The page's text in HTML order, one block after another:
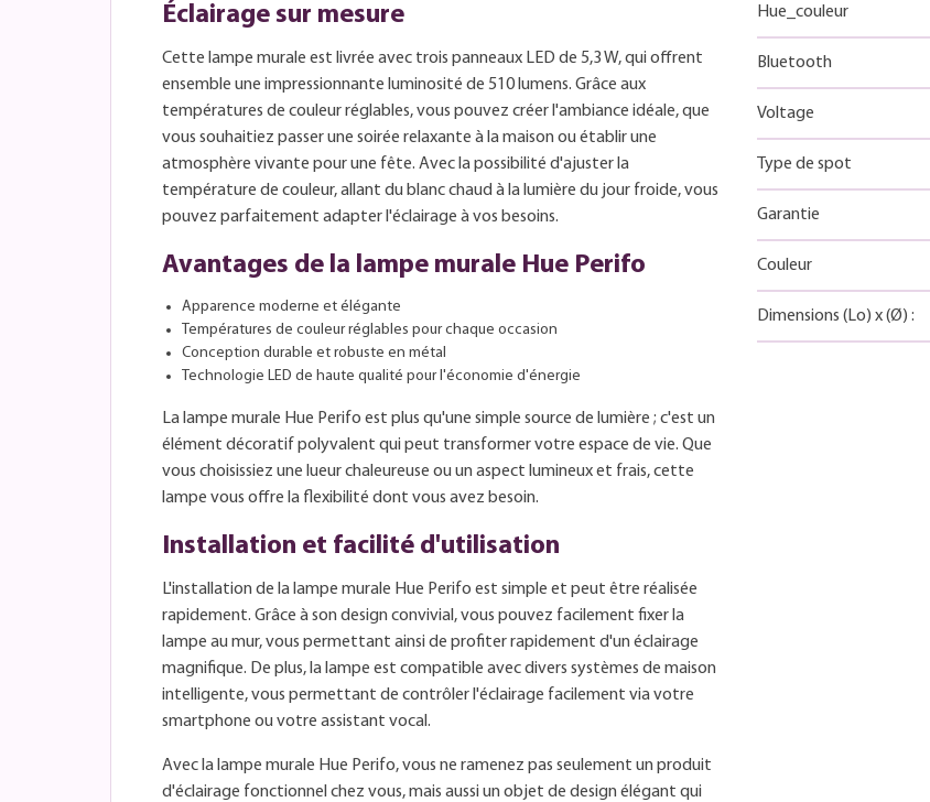
Éclairage sur mesure
Cette lampe murale est livrée avec trois panneaux LED de 5,3 W, qui offrent
ensemble une impressionnante luminosité de 510 lumens. Grâce aux
températures de couleur réglables, vous pouvez créer l'ambiance idéale, que
vous souhaitiez passer une soirée relaxante à la maison ou établir une
atmosphère vivante pour une fête. Avec la possibilité d'ajuster la
température de couleur, allant du blanc chaud à la lumière du jour froide, vous
pouvez parfaitement adapter l'éclairage à vos besoins.
Avantages de la lampe murale Hue Perifo
Apparence moderne et élégante
Températures de couleur réglables pour chaque occasion
Conception durable et robuste en métal
Technologie LED de haute qualité pour l'économie d'énergie
La lampe murale Hue Perifo est plus qu'une simple source de lumière ; c'est un
élément décoratif polyvalent qui peut transformer votre espace de vie. Que
vous choisissiez une lueur chaleureuse ou un aspect lumineux et frais, cette
lampe vous offre la flexibilité dont vous avez besoin.
Installation et facilité d'utilisation
L'installation de la lampe murale Hue Perifo est simple et peut être réalisée
rapidement. Grâce à son design convivial, vous pouvez facilement fixer la
lampe au mur, vous permettant ainsi de profiter rapidement d'un éclairage
magnifique. De plus, la lampe est compatible avec divers systèmes de maison
intelligente, vous permettant de contrôler l'éclairage facilement via votre
smartphone ou votre assistant vocal.
Avec la lampe murale Hue Perifo, vous ne ramenez pas seulement un produit
d'éclairage fonctionnel chez vous, mais aussi un objet de design élégant qui
Hue_couleur
Bluetooth
Voltage
Type de spot
Garantie
Couleur
Dimensions (Lo) x(Ø) :